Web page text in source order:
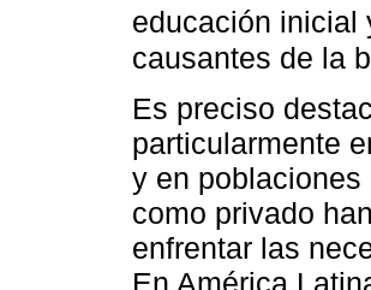
educación
causantes de la
Es preciso
particularmente
y en
como privado
enfrentar las
En América